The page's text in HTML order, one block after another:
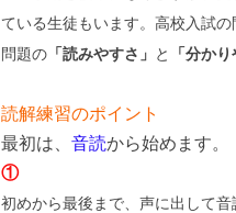
ている生徒もいます。高校入試の
問題の 「読みやすさ」 と 「分か
読解練習のポイント
最初は、 音読から始めます。
①
初めから最後まで、声に出して